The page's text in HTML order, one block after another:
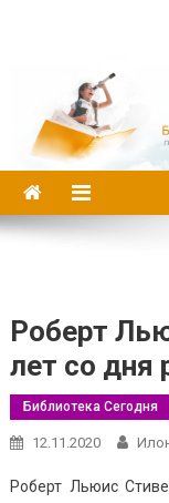
Роберт
лет со дня
Библиотека Сегодня
12.11.2020
Роберт Льюис